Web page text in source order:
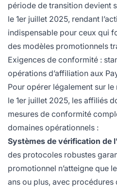
période de transition devient
le 1er juillet 2025, rendant
indispensable pour ceux qui
des modèles promotionnels
Exigences de conformité :
opérations d’affiliation aux
Pour opérer légalement sur
le 1er juillet 2025, les affiliés
mesures de conformité
domaines opérationnels :
Systèmes de vérification de
des protocoles robustes
promotionnel n’atteigne que
ans ou plus, avec